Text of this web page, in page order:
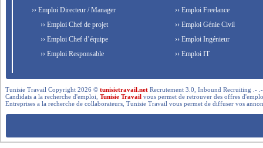
›› Emploi Directeur / Manager
›› Emploi Chef de projet
›› Emploi Chef d’équipe
›› Emploi Responsable
›› Emploi Freelance
›› Emploi Génie Civil
›› Emploi Ingénieur
›› Emploi IT
Tunisie Travail Copyright 2026 ©tunisietravail.net Recrutement 3.0, Inbound Recruiting .-
Candidats a la recherche d'emploi,Tunisie Travail vous permet de retrouver des offres
Entreprises a la recherche de collaborateurs, Tunisie Travail vous permet de diffuser vos